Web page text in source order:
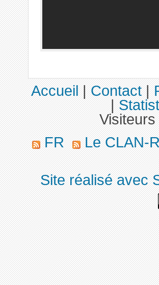
Accueil|Contact|
|
FR
Le CLAN-
Site réalisé avec